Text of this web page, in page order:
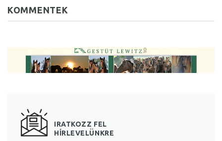
KOMMENTEK
IRATKOZZ FEL
HÍRLEVELÜNKRE